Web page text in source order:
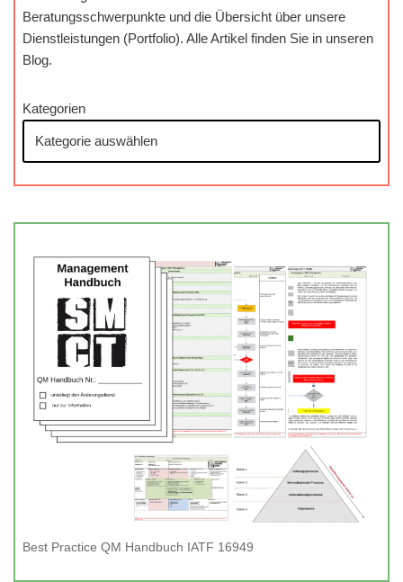
Beratungsschwerpunkte und die Übersicht über unsere
Dienstleistungen (Portfolio). Alle Artikel finden Sie in unseren
Blog.
Kategorien
Best Practice QM Handbuch IATF 16949